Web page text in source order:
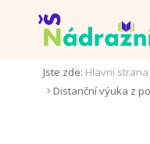
Jste zde: Hlavní strana
5 Distanční výuka z